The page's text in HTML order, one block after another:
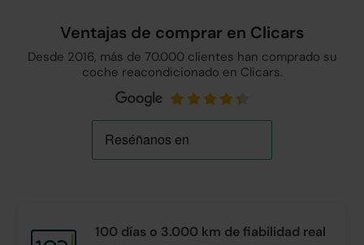
Ventajas de comprar en Clicars
Desde 2016, más de 70.000 clientes han comprado su
coche reacondicionado en Clicars.
100 días o 3.000 km defiabilidad real